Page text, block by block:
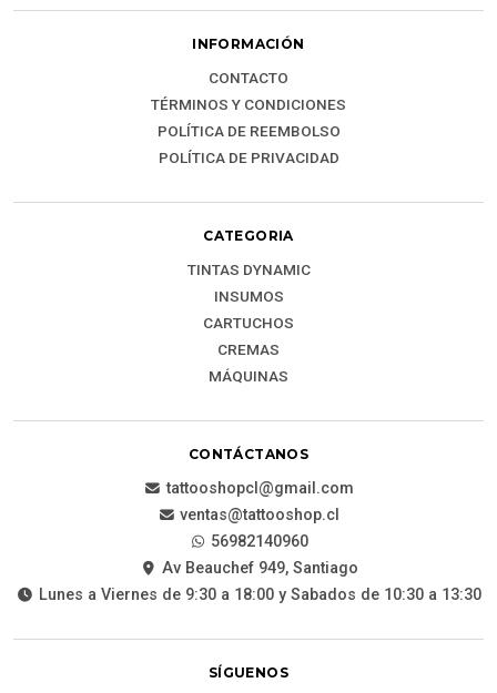
INFORMACIÓN
CONTACTO
TÉRMINOS Y CONDICIONES
POLÍTICA DE REEMBOLSO
POLÍTICA DE PRIVACIDAD
CATEGORIA
TINTAS DYNAMIC
INSUMOS
CARTUCHOS
CREMAS
MÁQUINAS
CONTÁCTANOS
tattooshopcl@gmail.com
ventas@tattooshop.cl
56982140960
Av Beauchef 949, Santiago
Lunes a Viernes de 9:30 a 18:00 y Sabados de 10:30 a 13:30
SÍGUENOS